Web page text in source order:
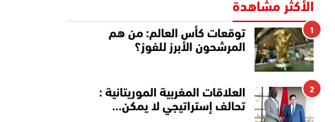
الأكثر مشاهدة
1
توقعات كأس العالم: من هم
المرشحون الأبرز للفوز؟
2
العلاقات المغربية الموريتانية :
تحالف إستراتيجي لا يمكن…